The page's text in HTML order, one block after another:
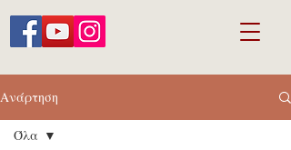
Ανάρτηση
Όλα